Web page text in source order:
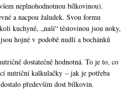
neplnohodnotnou bílkovinou).
a nacpou žaludek. Svou formu
kuchyně, „naší“ těstovinou jsou noky,
hojné v podobě nudlí a bochánků
dostatečně hodnotná. To je to, co
nutriční kalkulačky – jak je potřeba
především dost bílkovin.